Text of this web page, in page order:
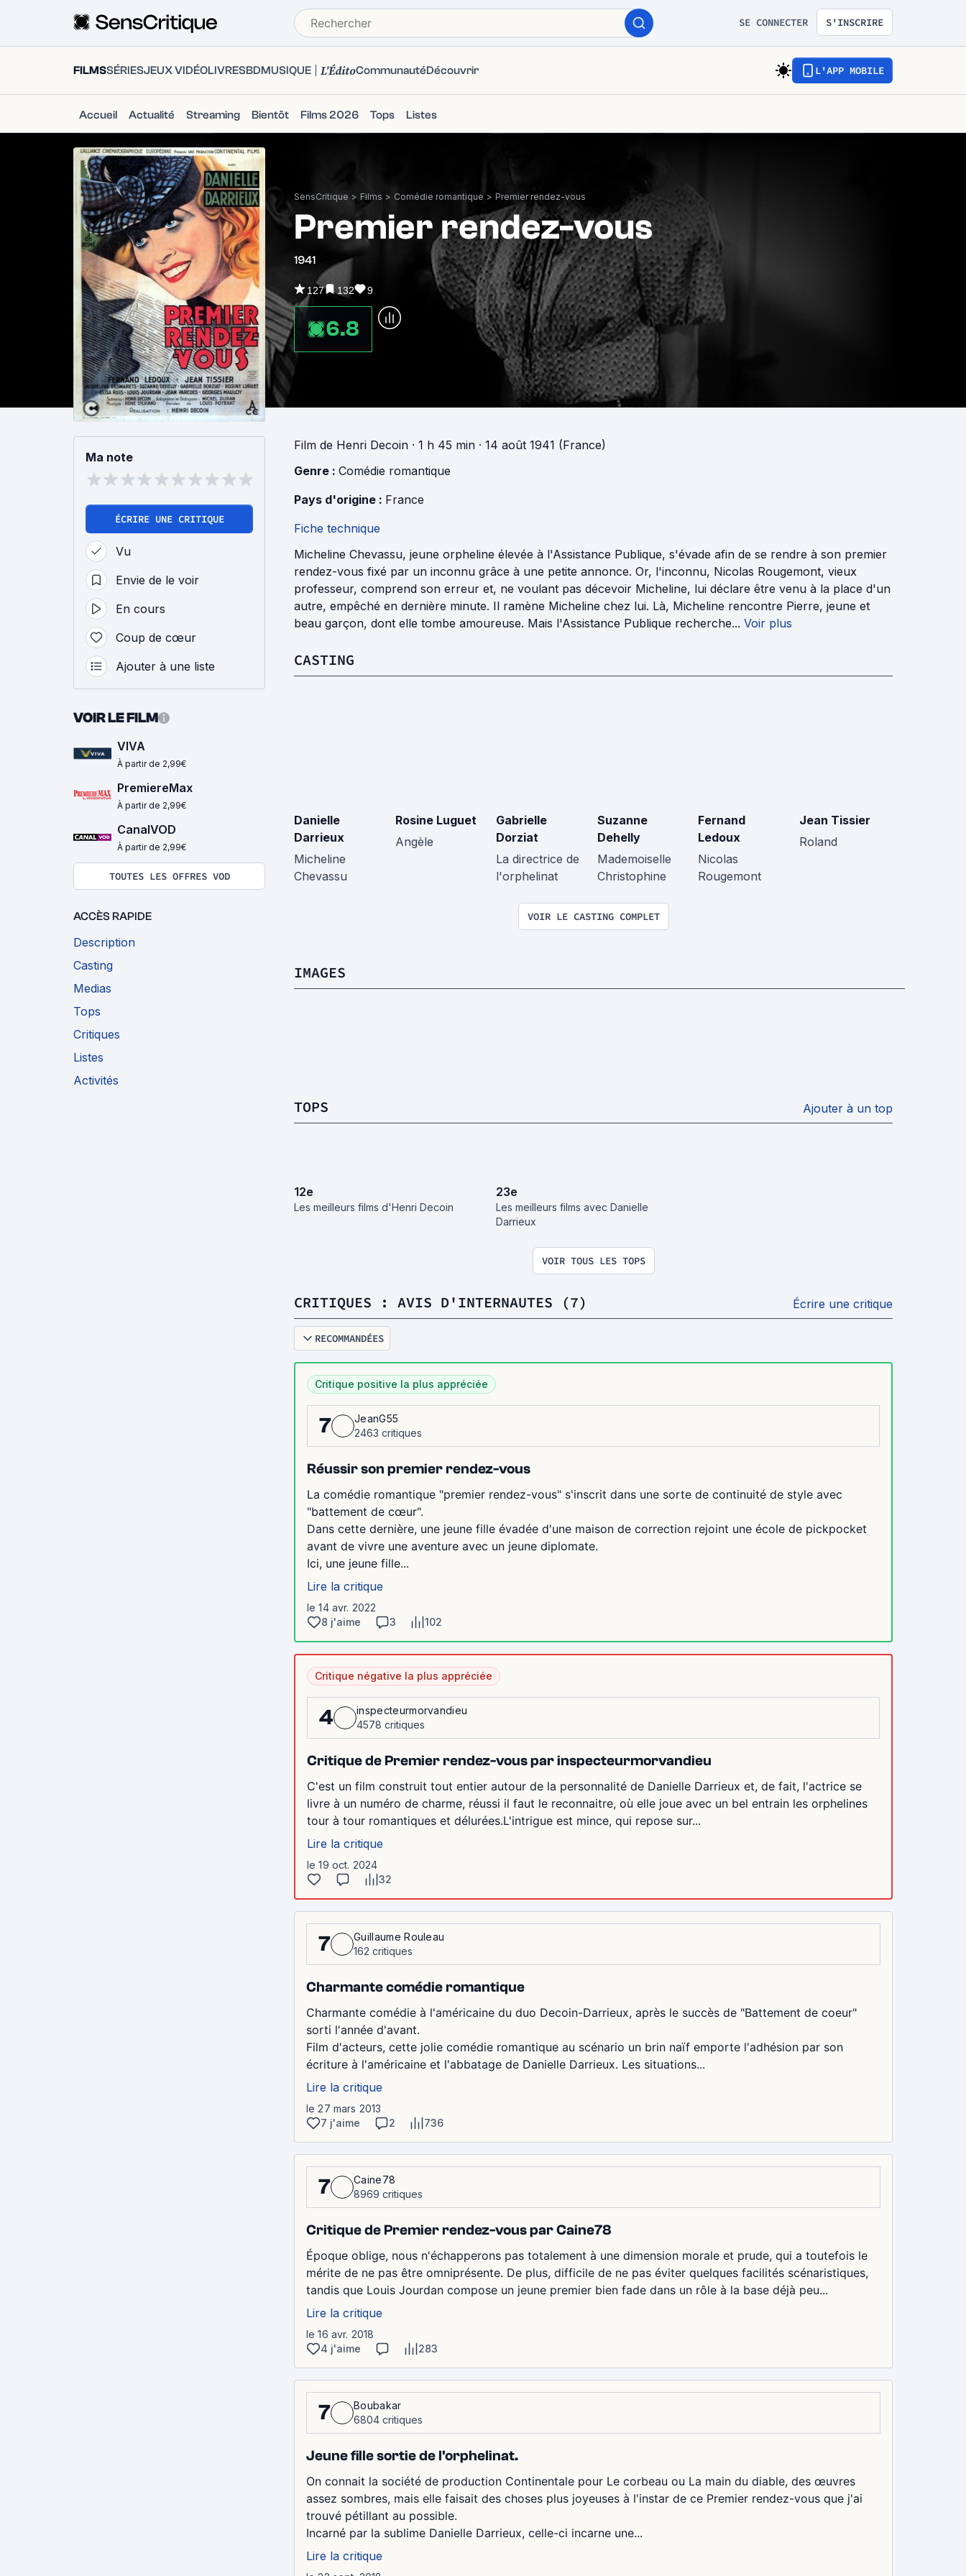
SE CONNECTER S'INSCRIRE
FILMSSÉRIESJEUX VIDÉOLIVRESBDMUSIQUE L'ÉditoCommunautéDécouvrir L'APP MOBILE
Accueil Actualité Streaming Bientôt Films 2026 Tops Listes
SensCritique > Films > Comédie romantique > Premier rendez-vous
Premier rendez-vous
1941
127 132 9
6.8
Ma note
ÉCRIRE UNE CRITIQUE
Vu
Envie de le voir
En cours
Coup de cœur
Ajouter à une liste
VOIR LE FILM
VIVA
À partir de 2,99€
PremiereMax
À partir de 2,99€
CanalVOD
À partir de 2,99€
TOUTES LES OFFRES VOD
ACCÈS RAPIDE
Description
Casting
Medias
Tops
Critiques
Listes
Activités
Film de Henri Decoin · 1 h 45 min · 14 août 1941 (France)
Genre : Comédie romantique
Pays d'origine : France
Fiche technique
Micheline Chevassu, jeune orpheline élevée à l'Assistance Publique, s'évade afin de se rendre à son premier
rendez-vous fixé par un inconnu grâce à une petite annonce. Or, l'inconnu, Nicolas Rougemont, vieux
professeur, comprend son erreur et, ne voulant pas décevoir Micheline, lui déclare être venu à la place d'un
autre, empêché en dernière minute. Il ramène Micheline chez lui. Là, Micheline rencontre Pierre, jeune et
beau garçon, dont elle tombe amoureuse. Mais l'Assistance Publique recherche... Voir plus
CASTING
Danielle
Darrieux
Micheline
Chevassu
Rosine Luguet
Angèle
Gabrielle
Dorziat
La directrice de
l'orphelinat
Suzanne
Dehelly
Mademoiselle
Christophine
Fernand
Ledoux
Nicolas
Rougemont
Jean Tissier
Roland
VOIR LE CASTING COMPLET
IMAGES
TOPS Ajouter à un top
12e
Les meilleurs films d'Henri Decoin
23e
Les meilleurs films avec Danielle
Darrieux
VOIR TOUS LES TOPS
CRITIQUES : AVIS D'INTERNAUTES (7) Écrire une critique
RECOMMANDÉES
Critique positive la plus appréciée
7
JeanG55
2463 critiques
Réussir son premier rendez-vous
La comédie romantique "premier rendez-vous" s'inscrit dans une sorte de continuité de style avec
"battement de cœur".
Dans cette dernière, une jeune fille évadée d'une maison de correction rejoint une école de pickpocket
avant de vivre une aventure avec un jeune diplomate.
Ici, une jeune fille...
Lire la critique
le 14 avr. 2022
8 j'aime
3 102
Critique négative la plus appréciée
4
inspecteurmorvandieu
4578 critiques
Critique de Premier rendez-vous par inspecteurmorvandieu
C'est un film construit tout entier autour de la personnalité de Danielle Darrieux et, de fait, l'actrice se
livre à un numéro de charme, réussi il faut le reconnaitre, où elle joue avec un bel entrain les orphelines
tour à tour romantiques et délurées.L'intrigue est mince, qui repose sur...
Lire la critique
le 19 oct. 2024
32
7
Guillaume Rouleau
162 critiques
Charmante comédie romantique
Charmante comédie à l'américaine du duo Decoin-Darrieux, après le succès de "Battement de coeur"
sorti l'année d'avant.
Film d'acteurs, cette jolie comédie romantique au scénario un brin naïf emporte l'adhésion par son
écriture à l'américaine et l'abbatage de Danielle Darrieux. Les situations...
Lire la critique
le 27 mars 2013
7 j'aime
2 736
7
Caine78
8969 critiques
Critique de Premier rendez-vous par Caine78
Époque oblige, nous n'échapperons pas totalement à une dimension morale et prude, qui a toutefois le
mérite de ne pas être omniprésente. De plus, difficile de ne pas éviter quelques facilités scénaristiques,
tandis que Louis Jourdan compose un jeune premier bien fade dans un rôle à la base déjà peu...
Lire la critique
le 16 avr. 2018
4 j'aime
283
7
Boubakar
6804 critiques
Jeune fille sortie de l'orphelinat.
On connait la société de production Continentale pour Le corbeau ou La main du diable, des œuvres
assez sombres, mais elle faisait des choses plus joyeuses à l'instar de ce Premier rendez-vous que j'ai
trouvé pétillant au possible.
Incarné par la sublime Danielle Darrieux, celle-ci incarne une...
Lire la critique